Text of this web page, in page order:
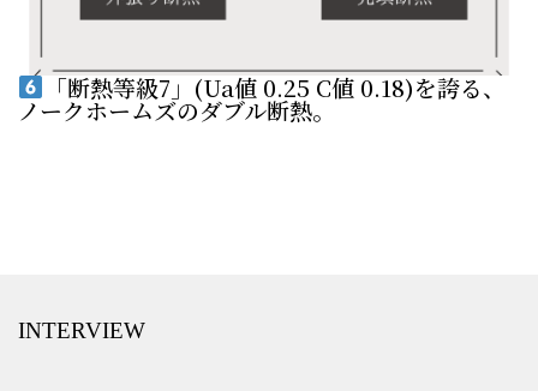
「断熱等級7」(Ua値 0.25 C値 0.18)を誇る、
ノークホームズのダブル断熱。
INTERVIEW